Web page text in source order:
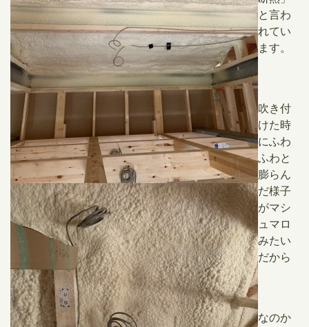
と言わ
れてい
ます。
吹き付
けた時
にふわ
ふわと
膨らん
だ様子
がマシ
ュマロ
みたい
だから
なのか